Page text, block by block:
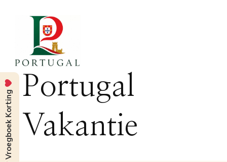
Portugal
Vakantie
Vroegboek Korting